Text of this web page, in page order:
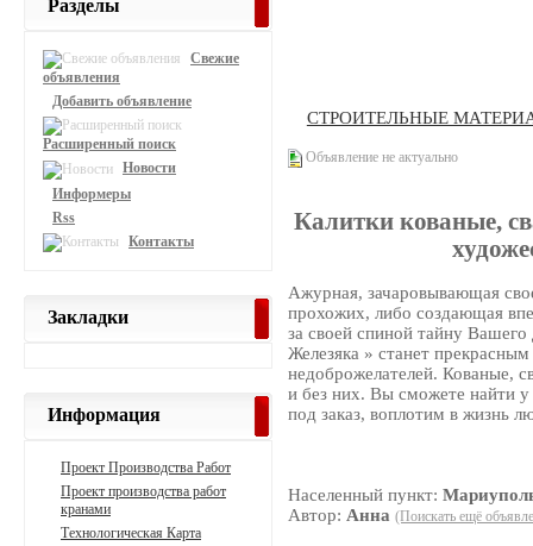
СТРОИТЕЛЬНЫЕ
Объявление не актуально
Калитки кованые,
Ажурная, зачаровывающая
прохожих, либо создающая
за своей спиной тайну
Железяка » станет
недоброжелателей. Кованые,
и без них. Вы сможете найти у
под заказ, воплотим в жизнь
Населенный пункт:
Автор: Анна (Поискать ещё
Разделы
Свежие
объявления
Добавить объявление
Расширенный поиск
Новости
Информеры
Rss
Контакты
Закладки
Информация
Проект Производства Работ
Проект производства работ
кранами
Технологическая Карта